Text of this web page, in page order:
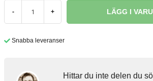
- + LÄGG I
Snabba leveranser
Hittar du inte delen du